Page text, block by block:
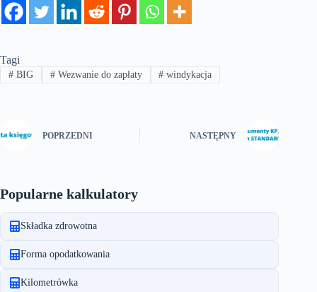
Tagi
#BIG #Wezwanie do zapłaty # windykacja
POPRZEDNI NASTĘPNY
Popularne kalkulatory
Składka zdrowotna
Forma opodatkowania
Kilometrówka